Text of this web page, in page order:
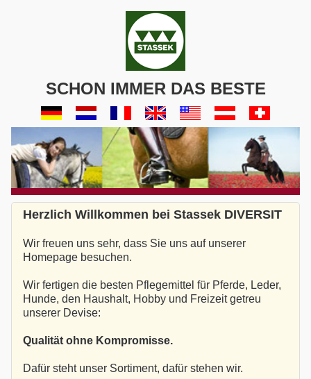
SCHON IMMER DAS BESTE
Herzlich Willkommen bei Stassek DIVERSIT
Wir freuen uns sehr, dass Sie uns auf unserer
Homepage besuchen.
Wir fertigen die besten Pflegemittel für Pferde, Leder,
Hunde, den Haushalt, Hobby und Freizeit getreu
unserer Devise:
Qualität ohne Kompromisse.
Dafür steht unser Sortiment, dafür stehen wir.